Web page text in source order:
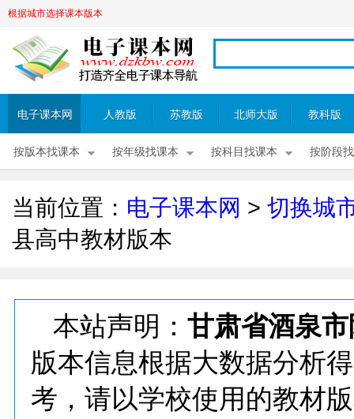
根据城市选择课本版本
电子课本网 人教版 苏教版 北师大版 教科版
按版本找课本 按年级找课本 按科目找课本 按阶段
当前位置： 电子课本网 > 切换城
县高中教材版本
本站声明： 甘肃省酒泉
版本信息根据大数据分析
考，请以学校使用的教材